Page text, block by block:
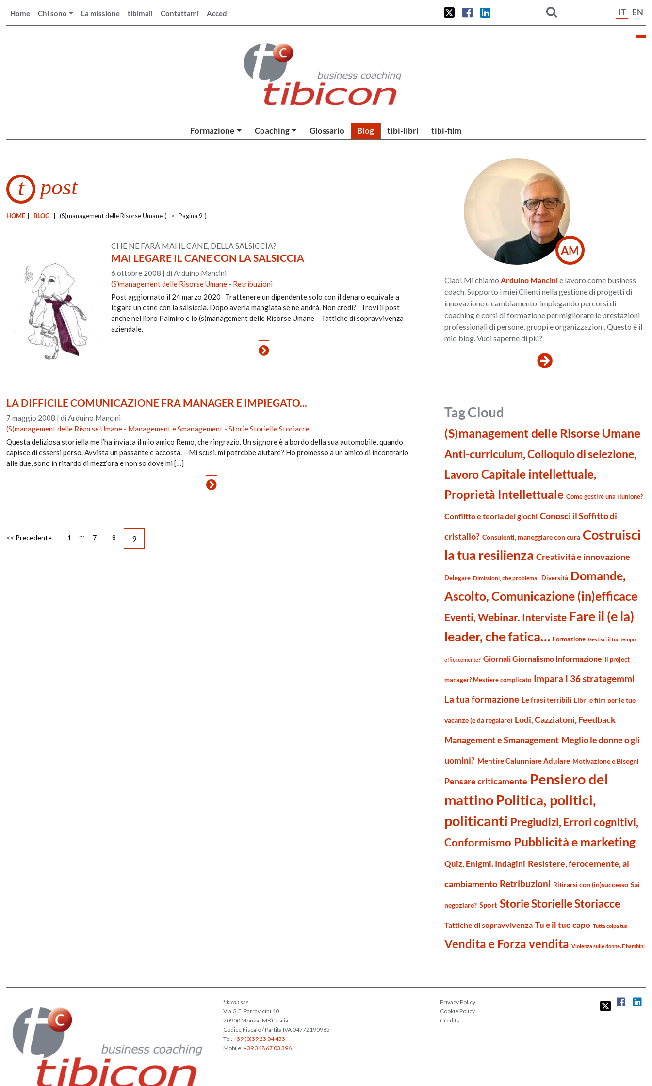
Home Chi sono La missione tibimail Contattami Accedi IT EN
Formazione Coaching Glossario Blog tibi-libri tibi-film
t post
HOME BLOG (S)management delle Risorse Umane ( -> Pagina 9 )
CHE NE FARÀ MAI IL CANE, DELLA SALSICCIA?
MAI LEGARE IL CANE CON LA SALSICCIA
6 ottobre 2008 | di Arduino Mancini
(S)management delle Risorse Umane- Retribuzioni
Post aggiornato il 24 marzo 2020 Trattenere un dipendente solo con il denaro equivale a
legare un cane con la salsiccia. Dopo averla mangiata se ne andrà. Non credi? Trovi il post
anche nel libro Palmiro e lo (s)management delle Risorse Umane – Tattiche di sopravvivenza
aziendale.
LA DIFFICILE COMUNICAZIONE FRA MANAGER E IMPIEGATO...
7 maggio 2008 |di Arduino Mancini
(S)management delle Risorse Umane - Management e Smanagement -Storie Storielle Storiacce
Questa deliziosa storiella me l’ha inviata il mio amico Remo, che ringrazio. Un signore è a bordo della sua automobile, quando
capisce di essersi perso. Avvista un passante e accosta. – Mi scusi, mi potrebbe aiutare? Ho promesso a un amico di incontrarlo
alle due, sono in ritardo di mezz‘ora e non so dove mi […]
<< Precedente 1 … 7 8 9
AM
Ciao! Mi chiamo Arduino Mancinie lavoro come business
coach. Supporto i miei Clienti nella gestione di progetti di
innovazione e cambiamento, impiegando percorsi di
coaching e corsi di formazione per migliorare le prestazioni
professionali di persone, gruppi e organizzazioni. Questo è il
mio blog. Vuoi saperne di più?
Tag Cloud
(S)management delle Risorse Umane
Anti-curriculum, Colloquio di selezione,
LavoroCapitale intellettuale,
Proprietà Intellettuale Come gestire una riunione?
Conflitto e teoria dei giochi Conosci il Soffitto di
cristallo? Consulenti, maneggiare con cura Costruisci
la tua resilienza Creatività e innovazione
Delegare Dimissioni, che problema! Diversità Domande,
Ascolto, Comunicazione (in)efficace
Eventi, Webinar. Interviste Fare il (e la)
leader, che fatica… Formazione Gestisci il tuo tempo
efficacemente? Giornali Giornalismo Informazione Il project
manager? Mestiere complicato Impara I 36 stratagemmi
La tua formazione Le frasi terribili Libri e film per le tue
vacanze (e da regalare) Lodi, Cazziatoni, Feedback
Management e Smanagement Meglio le donne o gli
uomini? Mentire Calunniare Adulare Motivazione e Bisogni
Pensare criticamente Pensiero del
mattino Politica, politici,
politicanti Pregiudizi, Errori cognitivi,
Conformismo Pubblicità e marketing
Quiz, Enigmi. Indagini Resistere, ferocemente, al
cambiamento Retribuzioni Ritirarsi con (in)successo Sai
negoziare? Sport Storie Storielle Storiacce
Tattiche di sopravvivenza Tu e il tuo capo Tutta colpa tua
Vendita e Forza vendita Violenza sulle donne. E bambini
tibiconsas
Via G.F. Parravicini 40
20900 Monza (MB) -Italia
Codice Fiscale / Partita IVA 04772190965
Tel:+39 (0)39 23 04 453
Mobile:+39 348 67 03 396
Privacy Policy
Cookie Policy
Credits